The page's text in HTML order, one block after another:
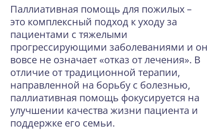
Паллиативная помощь для пожилых –
это комплексный подход к уходу за
пациентами с тяжелыми
прогрессирующими заболеваниями и он
вовсе не означает «отказ от лечения». В
отличие от традиционной терапии,
направленной на борьбу с болезнью,
паллиативная помощь фокусируется на
улучшении качества жизни пациента и
поддержке его семьи.